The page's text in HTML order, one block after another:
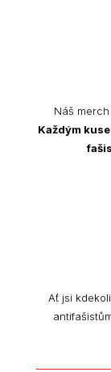
Náš
Každým
Ať jsi